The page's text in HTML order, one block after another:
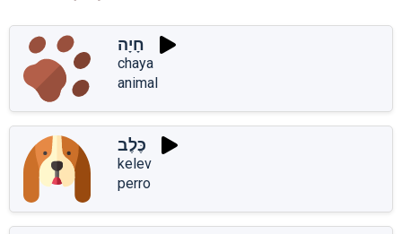
חָיָה
chaya
animal
כֶּלֶב
kelev
perro